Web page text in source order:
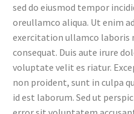
WARNING:
/HOME/
ELEMENTOR/
SLIDER/
sed do eiusmod tempor
oreullamco aliqua. Ut enim
exercitation ullamco laboris
consequat. Duis aute irure
voluptate velit es riatur.
non proident, sunt in culpa
id est laborum. Sed ut